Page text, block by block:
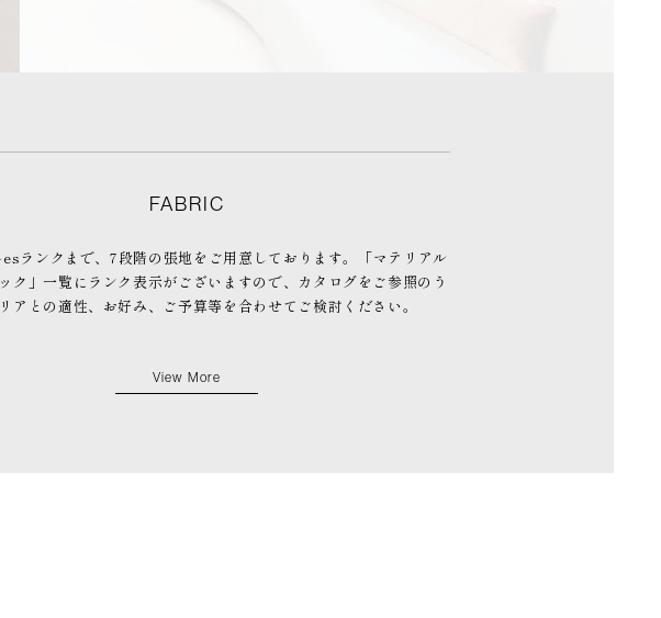
FABRIC
ランクまで、7段階の張地をご用意しております。「マテリアル
ク」一覧にランク表示がございますので、カタログをご参照のう
アとの適性、お好み、ご予算等を合わせてご検討ください。
View More